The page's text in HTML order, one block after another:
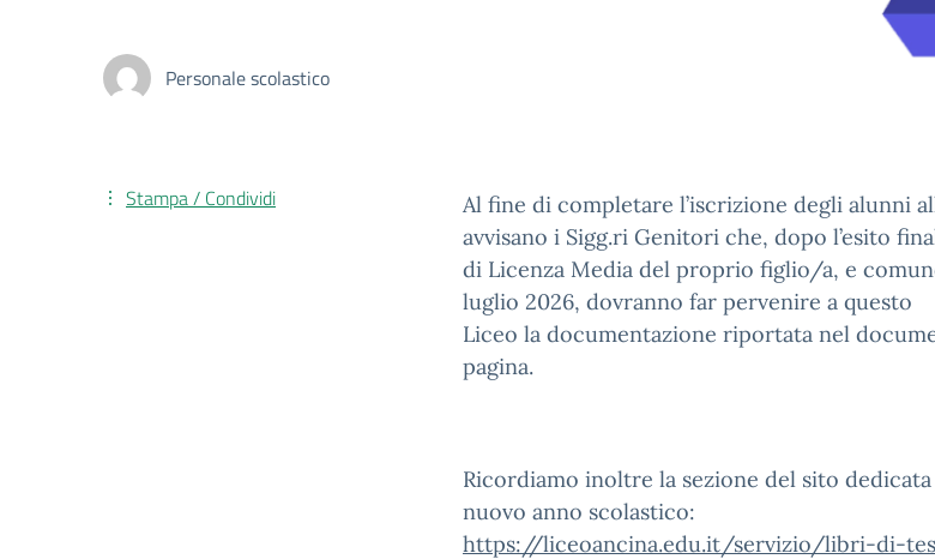
Personale scolastico
Al fine di completare l’iscrizione degli alunni
avvisano i Sigg.ri Genitori che, dopo l’esito
di Licenza Media del proprio figlio/a, e
luglio 2026, dovranno far pervenire a questo
Liceo la documentazione riportata nel
pagina.
Ricordiamo inoltre la sezione del sito
nuovo anno scolastico:
https://liceoancina.edu.it/servizio/libri-di-
Stampa / Condividi